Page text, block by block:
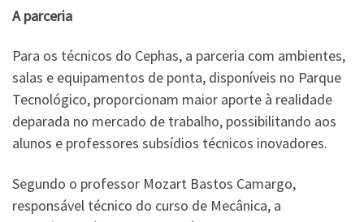
A parceria
Para os técnicos do Cephas, a parceria com ambientes,
salas e equipamentos de ponta, disponíveis no Parque
Tecnológico, proporcionam maior aporte à realidade
deparada no mercado de trabalho, possibilitando aos
alunos e professores subsídios técnicos inovadores.
Segundo o professor Mozart Bastos Camargo,
responsável técnico do curso de Mecânica, a